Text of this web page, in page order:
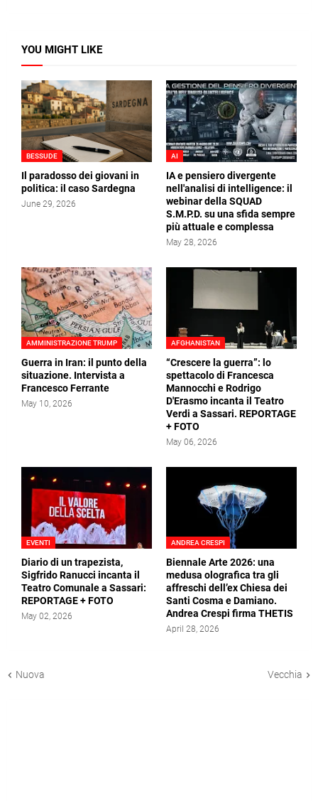
YOU MIGHT LIKE
BESSUDE
Il paradosso dei giovani in
politica: il caso Sardegna
June 29, 2026
AI
IA e pensiero divergente
nell'analisi di intelligence: il
webinar della SQUAD
S.M.P.D. su una sfida sempre
più attuale e complessa
May 28, 2026
AMMINISTRAZIONE TRUMP
Guerra in Iran: il punto della
situazione. Intervista a
Francesco Ferrante
May 10, 2026
AFGHANISTAN
“Crescere la guerra”: lo
spettacolo di Francesca
Mannocchi e Rodrigo
D'Erasmo incanta il Teatro
Verdi a Sassari. REPORTAGE
+ FOTO
May 06, 2026
EVENTI
Diario di un trapezista,
Sigfrido Ranucci incanta il
Teatro Comunale a Sassari:
REPORTAGE + FOTO
May 02, 2026
ANDREA CRESPI
Biennale Arte 2026: una
medusa olografica tra gli
affreschi dell’ex Chiesa dei
Santi Cosma e Damiano.
Andrea Crespi firma THETIS
April 28, 2026
Nuova Vecchia